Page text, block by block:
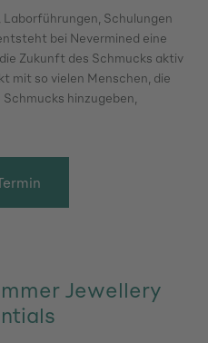
Schulungen
bei Nevermined eine
Zukunft des Schmucks aktiv
mit so vielen Menschen, die
hinzugeben,
Jewellery